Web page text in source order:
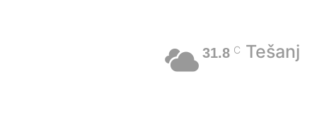
31.8 C Tešanj